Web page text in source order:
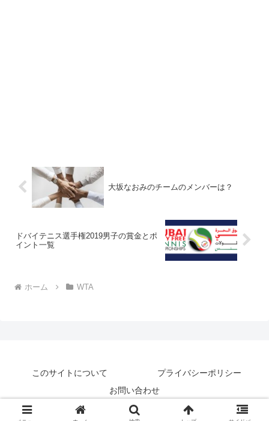
大坂なおみのチームのメンバーは？
ドバイテニス選手権2019男子の賞金とポ
イント一覧
ホーム WTA
このサイトについて
プライバシーポリシー
お問い合わせ
© 2018-2026 テニナゾ.